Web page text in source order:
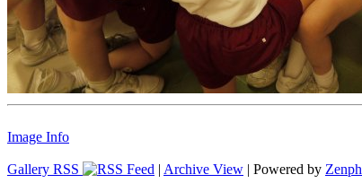
Image Info
Gallery RSS | Archive View | Powered by